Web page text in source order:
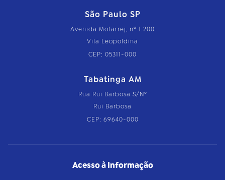
São Paulo SP
Avenida Mofarrej, nº 1.200
Vila Leopoldina
CEP: 05311-000
Tabatinga AM
Rua Rui Barbosa S/Nº
Rui Barbosa
CEP: 69640-000
Acesso à Informação